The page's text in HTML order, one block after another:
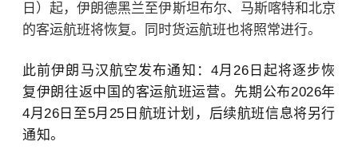
日）起，伊朗德黑兰至伊斯坦布尔、马斯喀特和北京
的客运航班将恢复。同时货运航班也将照常进行。
此前伊朗马汉航空发布通知：4月26日起将逐步恢
复伊朗往返中国的客运航班运营。先期公布2026年
4月26日至5月25日航班计划，后续航班信息将另行
通知。